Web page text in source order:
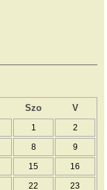
Szo V
1 2
8 9
15 16
22 23